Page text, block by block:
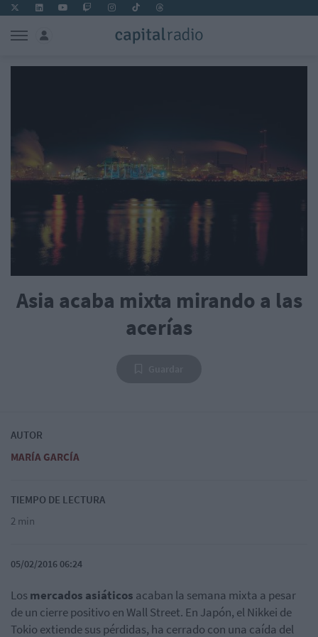
Asia acaba mixta mirando a las
acerías
AUTOR
MARÍA GARCÍA
TIEMPO DE LECTURA
2 min
05/02/2016 06:24
Losmercados asiáticos acaban la semana mixta a pesar
de un cierre positivo en Wall Street. En Japón, el Nikkei de
Tokio extiende sus pérdidas, ha cerrado con una caída del